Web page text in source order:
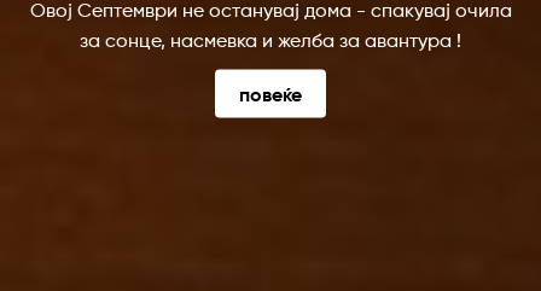
Овој Септември не останувај дома - спакувај очила
за сонце, насмевка и желба за авантура !
повеќе